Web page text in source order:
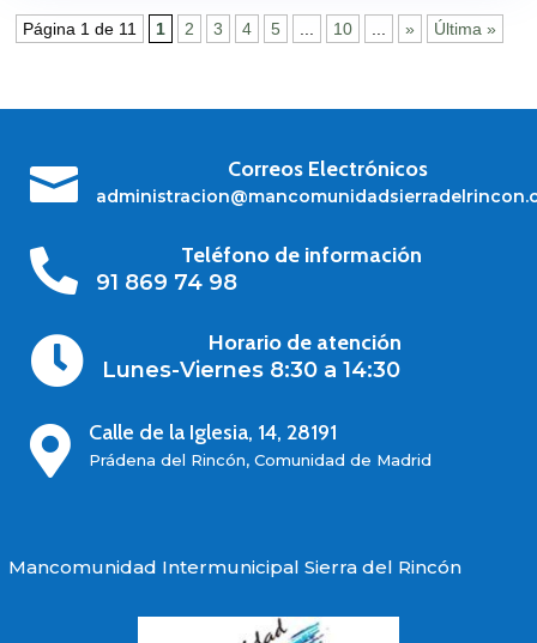
Página 1 de 11 1 2 3 4 5 10 » Última »
 Correos Electrónicos

Teléfono de información
91 869 74 98

Horario de atención
Lunes-Viernes 8:30 a 14:30
 Calle de la Iglesia, 14, 28191
Prádena del Rincón, Comunidad de Madrid
Mancomunidad Intermunicipal Sierra del Rincón